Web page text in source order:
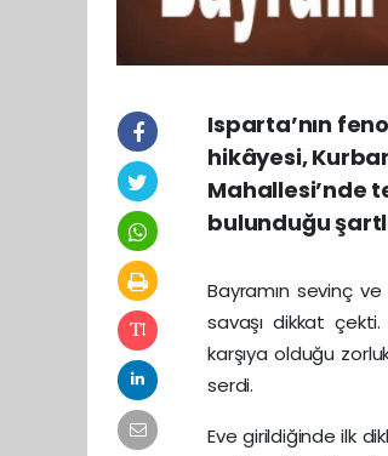
Isparta’nın
hikâyesi,
Mahallesi’nde
bulunduğu
Bayramın sevinç
savaşı dikkat çekti.
karşıya olduğu
serdi.
Eve girildiğinde ilk